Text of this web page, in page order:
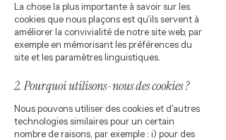
La chose la plus importante à savoir sur les
cookies que nous plaçons est qu'ils servent à
améliorer la convivialité de notre site web, par
exemple en mémorisant les préférences du
site et les paramètres linguistiques.
2. Pourquoi utilisons-nous des cookies ?
Nous pouvons utiliser des cookies et d'autres
technologies similaires pour un certain
nombre de raisons, par exemple : i) pour des